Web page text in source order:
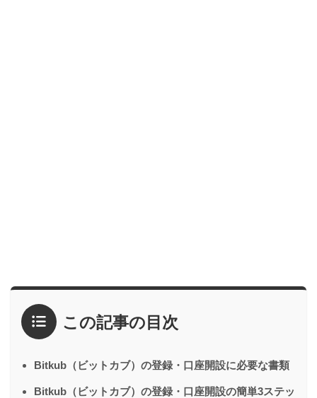
この記事の目次
Bitkub（ビットカブ）の登録・口座開設に必要な書類
Bitkub（ビットカブ）の登録・口座開設の簡単3ステッ